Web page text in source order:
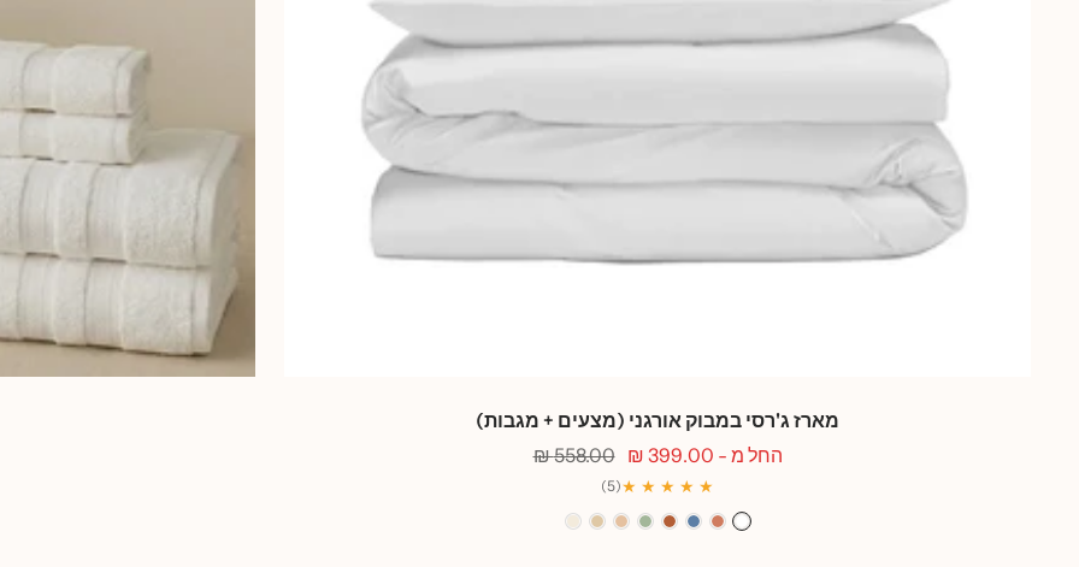
מארז ג'רסי במבוק אורגני (מצעים + מגבות)
מחיר
החל מ - 399.00 ₪
מחיר
רגיל
558.00 ₪
★ ★ ★ ★ ★
(5)
לבןאפרסק
כחולחמרה
ירוקורודחולאפור